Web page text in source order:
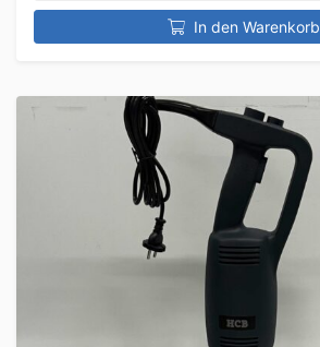
In den Warenkorb